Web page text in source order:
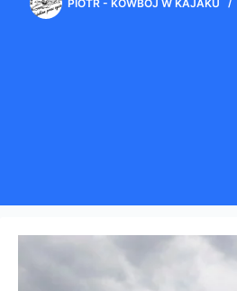
PIOTR - KOWBOJ W KAJAKU